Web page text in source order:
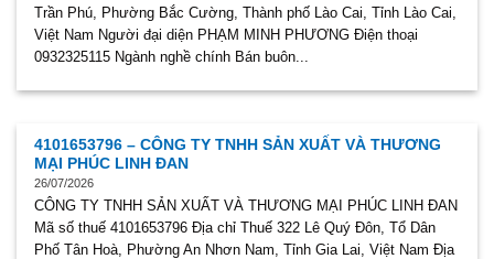
Trần Phú, Phường Bắc Cường, Thành phố Lào Cai, Tỉnh Lào Cai,
Việt Nam Người đại diện PHẠM MINH PHƯƠNG Điện thoại
0932325115 Ngành nghề chính Bán buôn...
4101653796 – CÔNG TY TNHH SẢN XUẤT VÀ THƯƠNG
MẠI PHÚC LINH ĐAN
26/07/2026
CÔNG TY TNHH SẢN XUẤT VÀ THƯƠNG MẠI PHÚC LINH ĐAN
Mã số thuế 4101653796 Địa chỉ Thuế 322 Lê Quý Đôn, Tổ Dân
Phố Tân Hoà, Phường An Nhơn Nam, Tỉnh Gia Lai, Việt Nam Địa